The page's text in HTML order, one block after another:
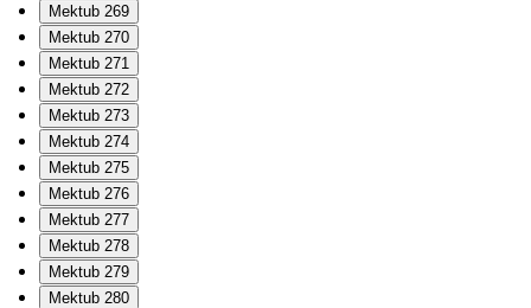
Mektub 269
Mektub 270
Mektub 271
Mektub 272
Mektub 273
Mektub 274
Mektub 275
Mektub 276
Mektub 277
Mektub 278
Mektub 279
Mektub 280